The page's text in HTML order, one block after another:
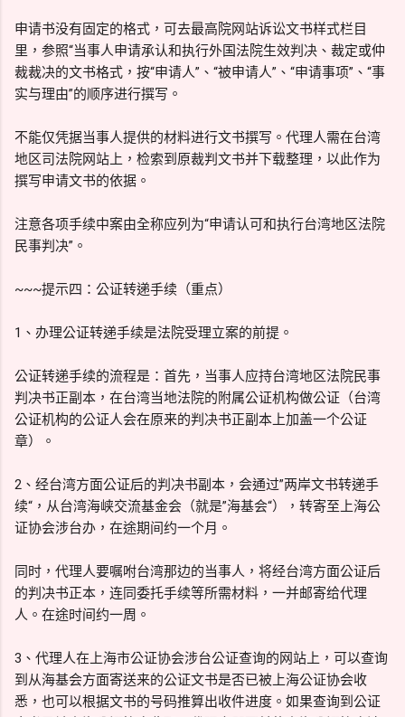
申请书没有固定的格式，可去最高院网站诉讼文书样式栏目
里，参照“当事人申请承认和执行外国法院生效判决、裁定或仲
裁裁决的文书格式，按“申请人”、“被申请人”、“申请事项”、“事
实与理由”的顺序进行撰写。
不能仅凭据当事人提供的材料进行文书撰写。代理人需在台湾
地区司法院网站上，检索到原裁判文书并下载整理，以此作为
撰写申请文书的依据。
注意各项手续中案由全称应列为“申请认可和执行台湾地区法院
民事判决”。
~~~提示四：公证转递手续（重点）
1、办理公证转递手续是法院受理立案的前提。
公证转递手续的流程是：首先，当事人应持台湾地区法院民事
判决书正副本，在台湾当地法院的附属公证机构做公证（台湾
公证机构的公证人会在原来的判决书正副本上加盖一个公证
章）。
2、经台湾方面公证后的判决书副本，会通过”两岸文书转递手
续“，从台湾海峡交流基金会（就是”海基会“），转寄至上海公
证协会涉台办，在途期间约一个月。
同时，代理人要嘱咐台湾那边的当事人，将经台湾方面公证后
的判决书正本，连同委托手续等所需材料，一并邮寄给代理
人。在途时间约一周。
3、代理人在上海市公证协会涉台公证查询的网站上，可以查询
到从海基会方面寄送来的公证文书是否已被上海公证协会收
悉，也可以根据文书的号码推算出收件进度。如果查询到公证